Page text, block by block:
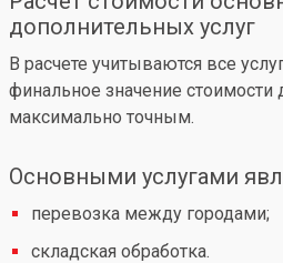
дополнительных услуг
В расчете учитываются все
финальное значение стоимости
максимально точным.
Основными услугами
перевозка между городами;
складская обработка.